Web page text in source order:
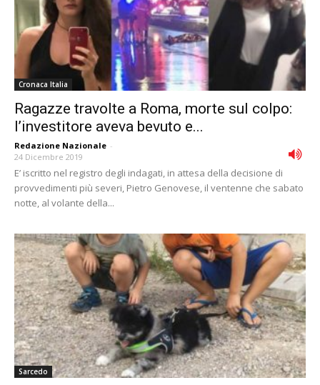
Cronaca Italia
Ragazze travolte a Roma, morte sul colpo:
l’investitore aveva bevuto e...
Redazione Nazionale -
24 Dicembre 2019
E’ iscritto nel registro degli indagati, in attesa della decisione di
provvedimenti più severi, Pietro Genovese, il ventenne che sabato
notte, al volante della...
Sarcedo